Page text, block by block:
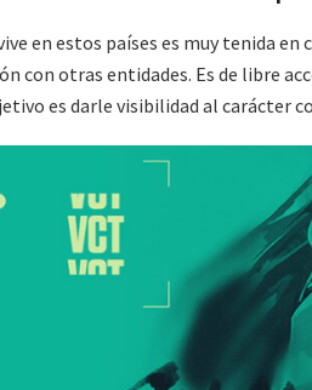
en estos países es muy tenida en
con otras entidades. Es de libre
es darle visibilidad al carácter